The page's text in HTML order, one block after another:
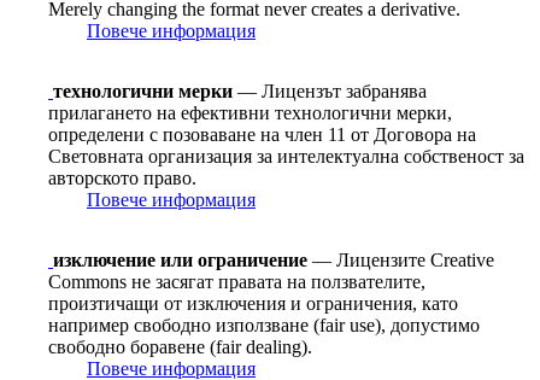
Merely changing the format never creates a derivative.
Повече информация
технологични мерки — Лицензът забранява
прилагането на ефективни технологични мерки,
определени с позоваване на член 11 от Договорa на
Световната организация за интелектуална собственост за
авторското право.
Повече информация
изключение или ограничение — Лицензите Creative
Commons не засягат правата на ползвателите,
произтичащи от изключения и ограничения, като
например свободно използване (fair use), допустимо
свободно боравене (fair dealing).
Повече информация